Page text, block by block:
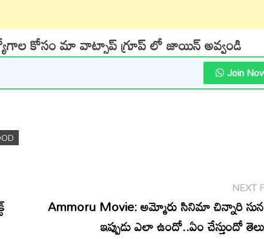
కోసం మా వాట్సాప్ గ్రూప్ లో జాయిన్ అవ్వండి
Join
NEXT
Ammoru Movie: అమ్మోరు సినిమా చిన్నారి
ఇప్పుడు ఎలా ఉందో..ఏం చేస్తుందో